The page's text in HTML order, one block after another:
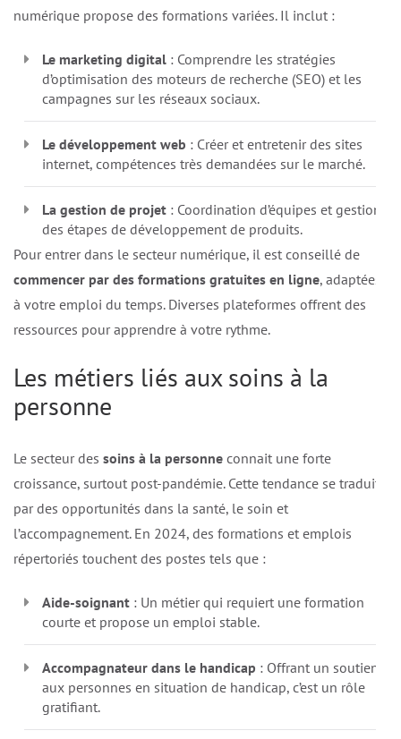
numérique propose des formations variées. Il inclut :
Le marketing digital : Comprendre les stratégies
d’optimisation des moteurs de recherche (SEO) et les
campagnes sur les réseaux sociaux.
Le développement web : Créer et entretenir des sites
internet, compétences très demandées sur le marché.
La gestion de projet : Coordination d’équipes et gestion
des étapes de développement de produits.
Pour entrer dans le secteur numérique, il est conseillé de
commencer par des formations gratuites en ligne, adaptées
à votre emploi du temps. Diverses plateformes offrent des
ressources pour apprendre à votre rythme.
Les métiers liés aux soins à la
personne
Le secteur des soins à la personne connait une forte
croissance, surtout post-pandémie. Cette tendance se traduit
par des opportunités dans la santé, le soin et
l’accompagnement. En 2024, des formations et emplois
répertoriés touchent des postes tels que :
Aide-soignant : Un métier qui requiert une formation
courte et propose un emploi stable.
Accompagnateur dans le handicap : Offrant un soutien
aux personnes en situation de handicap, c’est un rôle
gratifiant.